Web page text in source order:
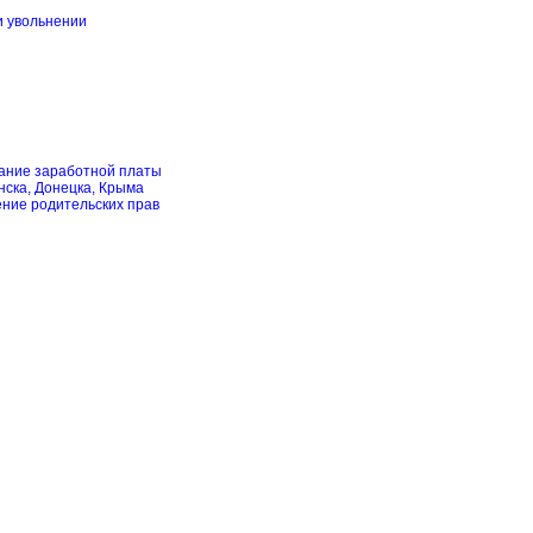
увольнении
заработной платы
Донецка, Крыма
родительских прав